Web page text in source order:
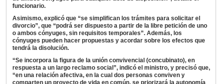
funcionario.
Asimismo, explicó que “se simplifican los trámites para solicitar el
divorcio”, que “podrá ser dispuesto a partir de la libre petición de uno
o ambos cónyuges, sin requisitos temporales”. Además, los
cónyuges pueden hacer propuestas y acordar sobre los efectos que
tendrá la disolución.
“Se incorpora la figura de la unión convivencial (concubinato), en
respuesta a un largo reclamo social”, indicó el ministro, y precisó que,
“en una relación afectiva, en la cual dos personas conviven y
comparten un proyecto de vida en común, se priorizará la autonomía